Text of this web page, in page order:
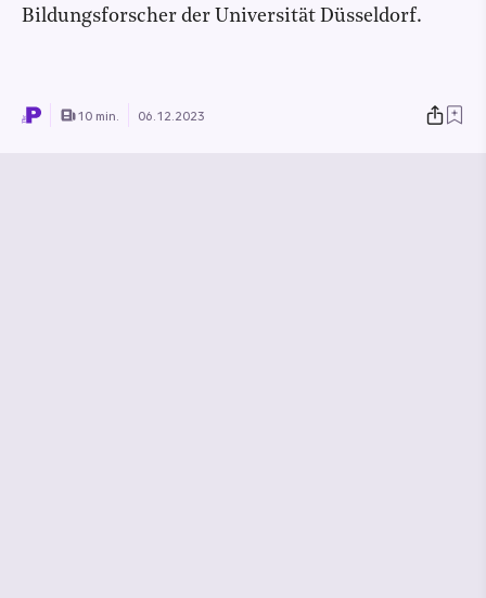
Bildungsforscher der Universität Düsseldorf.
10 min. 06.12.2023